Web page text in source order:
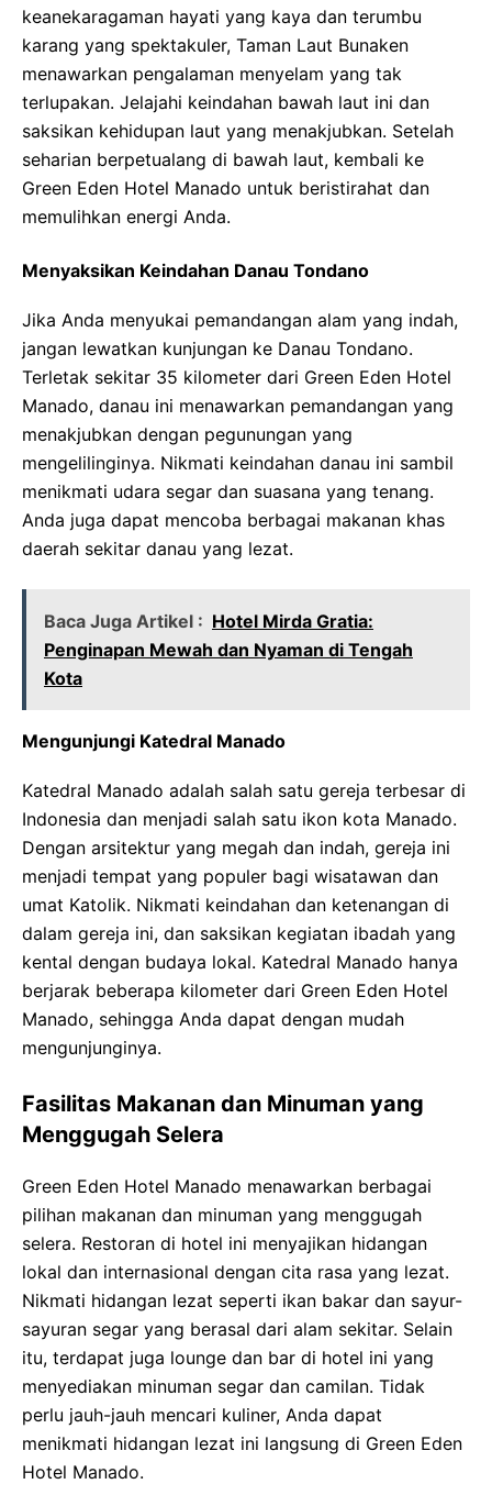
keanekaragaman hayati yang kaya dan terumbu
karang yang spektakuler, Taman Laut Bunaken
menawarkan pengalaman menyelam yang tak
terlupakan. Jelajahi keindahan bawah laut ini dan
saksikan kehidupan laut yang menakjubkan. Setelah
seharian berpetualang di bawah laut, kembali ke
Green Eden Hotel Manado untuk beristirahat dan
memulihkan energi Anda.
Menyaksikan Keindahan Danau Tondano
Jika Anda menyukai pemandangan alam yang indah,
jangan lewatkan kunjungan ke Danau Tondano.
Terletak sekitar 35 kilometer dari Green Eden Hotel
Manado, danau ini menawarkan pemandangan yang
menakjubkan dengan pegunungan yang
mengelilinginya. Nikmati keindahan danau ini sambil
menikmati udara segar dan suasana yang tenang.
Anda juga dapat mencoba berbagai makanan khas
daerah sekitar danau yang lezat.
Baca Juga Artikel : Hotel Mirda Gratia:
Penginapan Mewah dan Nyaman di Tengah
Kota
Mengunjungi Katedral Manado
Katedral Manado adalah salah satu gereja terbesar di
Indonesia dan menjadi salah satu ikon kota Manado.
Dengan arsitektur yang megah dan indah, gereja ini
menjadi tempat yang populer bagi wisatawan dan
umat Katolik. Nikmati keindahan dan ketenangan di
dalam gereja ini, dan saksikan kegiatan ibadah yang
kental dengan budaya lokal. Katedral Manado hanya
berjarak beberapa kilometer dari Green Eden Hotel
Manado, sehingga Anda dapat dengan mudah
mengunjunginya.
Fasilitas Makanan dan Minuman yang
Menggugah Selera
Green Eden Hotel Manado menawarkan berbagai
pilihan makanan dan minuman yang menggugah
selera. Restoran di hotel ini menyajikan hidangan
lokal dan internasional dengan cita rasa yang lezat.
Nikmati hidangan lezat seperti ikan bakar dan sayur-
sayuran segar yang berasal dari alam sekitar. Selain
itu, terdapat juga lounge dan bar di hotel ini yang
menyediakan minuman segar dan camilan. Tidak
perlu jauh-jauh mencari kuliner, Anda dapat
menikmati hidangan lezat ini langsung di Green Eden
Hotel Manado.